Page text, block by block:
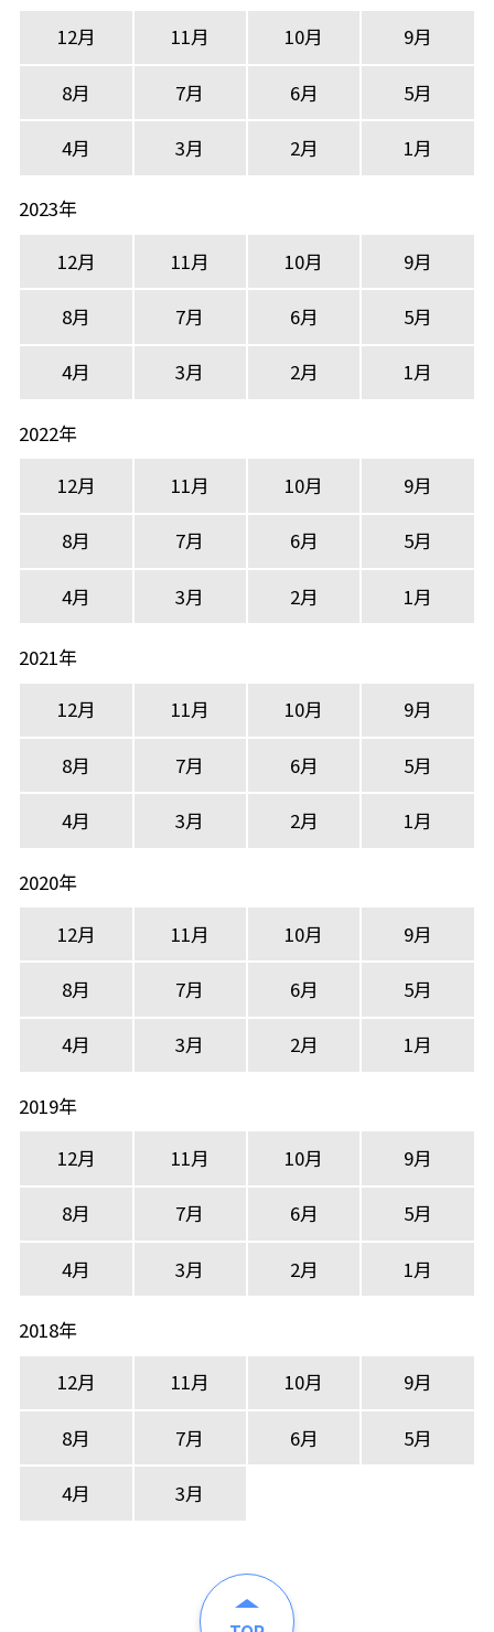
12月
11月 10月 9月
8月 7月 6月 5月
4月 3月 2月 1月
2023年
12月
11月 10月 9月
8月 7月 6月 5月
4月 3月 2月 1月
2022年
12月
11月 10月 9月
8月 7月 6月 5月
4月 3月 2月 1月
2021年
12月
11月 10月 9月
8月 7月 6月 5月
4月 3月 2月 1月
2020年
12月
11月 10月 9月
8月 7月 6月 5月
4月 3月 2月 1月
2019年
12月
11月 10月 9月
8月 7月 6月 5月
4月 3月 2月 1月
2018年
12月
11月 10月 9月
8月 7月 6月 5月
4月 3月